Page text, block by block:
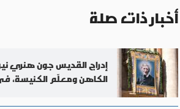
أخبار ذات صلة
إدراج القديس جون هنري
الكاهن ومعلّم الكنيسة،